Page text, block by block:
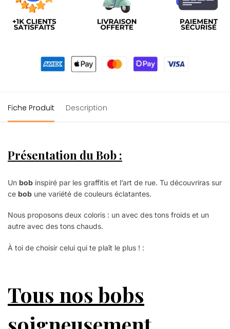
Fiche Produit Description
Présentation du Bob :
Un bob inspiré par les graffitis et l’art de rue. Tu découvriras sur
ce bob une variété de couleurs éclatantes.
Nous proposons deux coloris : un avec des tons froids et un
autre avec des tons chauds.
À toi de choisir celui qui te plaît le plus ! :
Tous nos bobs